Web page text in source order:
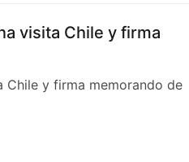
visita Chile y firma
Chile y firma memorando de